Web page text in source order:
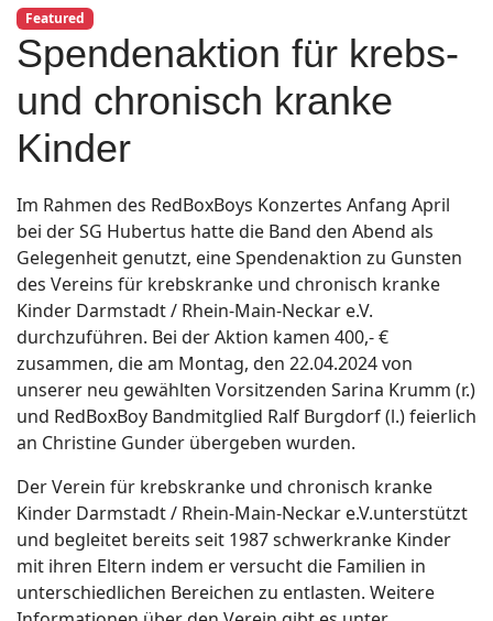
Featured
Spendenaktion für krebs-
und chronisch kranke
Kinder
Im Rahmen des RedBoxBoys Konzertes Anfang April
bei der SG Hubertus hatte die Band den Abend als
Gelegenheit genutzt, eine Spendenaktion zu Gunsten
des Vereins für krebskranke und chronisch kranke
Kinder Darmstadt / Rhein-Main-Neckar e.V.
durchzuführen. Bei der Aktion kamen 400,- €
zusammen, die am Montag, den 22.04.2024 von
unserer neu gewählten Vorsitzenden Sarina Krumm (r.)
und RedBoxBoy Bandmitglied Ralf Burgdorf (l.) feierlich
an Christine Gunder übergeben wurden.
Der Verein für krebskranke und chronisch kranke
Kinder Darmstadt / Rhein-Main-Neckar e.V.unterstützt
und begleitet bereits seit 1987 schwerkranke Kinder
mit ihren Eltern indem er versucht die Familien in
unterschiedlichen Bereichen zu entlasten. Weitere